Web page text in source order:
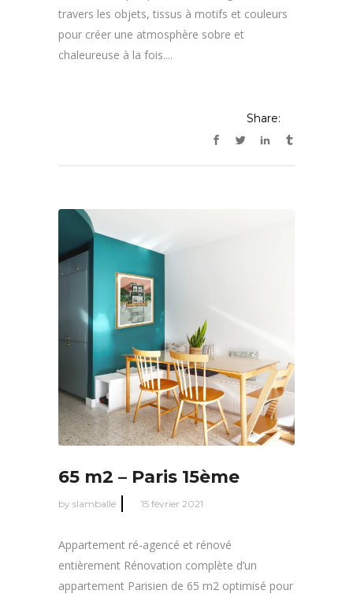
travers les objets, tissus à motifs et couleurs
pour créer une atmosphère sobre et
chaleureuse à la fois....
Share:
65 m2 – Paris 15ème
by slamballe 15 février 2021
Appartement ré-agencé et rénové
entièrement Rénovation complète d’un
appartement Parisien de 65 m2 optimisé pour